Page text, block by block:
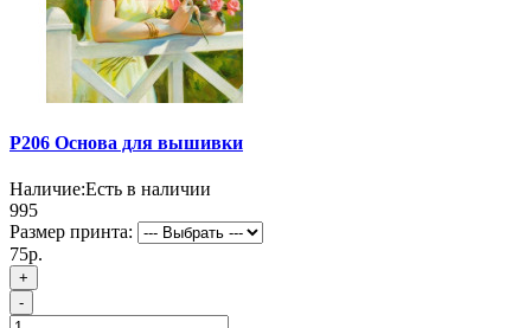
P206 Основа для вышивки
Наличие:Есть в наличии
995
Размер принта:
75р.
+
-